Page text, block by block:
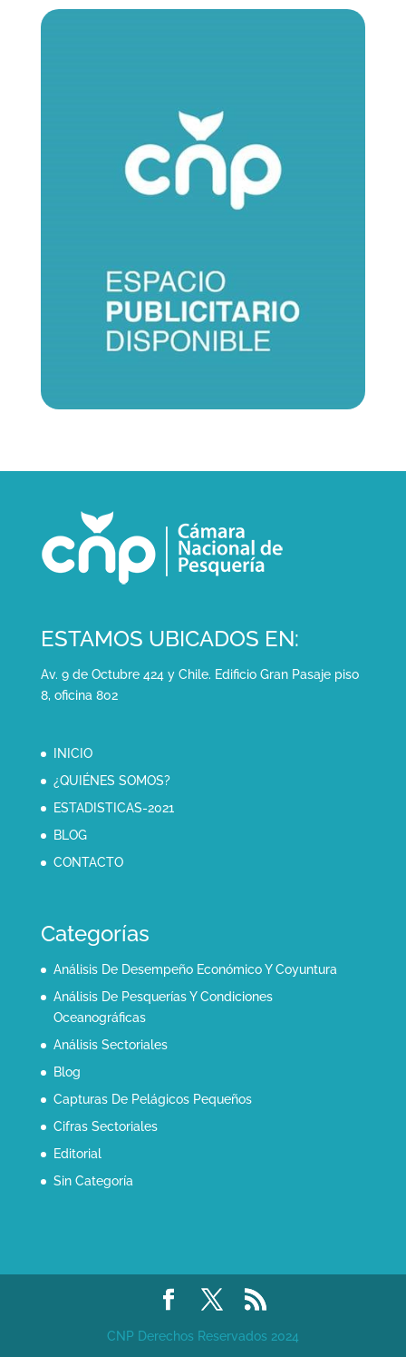
ESTAMOS UBICADOS EN:
Av. 9 de Octubre 424 y Chile. Edificio Gran Pasaje piso
8, oficina 802
INICIO
¿QUIÉNES SOMOS?
ESTADISTICAS-2021
BLOG
CONTACTO
Categorías
Análisis De Desempeño Económico Y Coyuntura
Análisis De Pesquerías Y Condiciones
Oceanográficas
Análisis Sectoriales
Blog
Capturas De Pelágicos Pequeños
Cifras Sectoriales
Editorial
Sin Categoría
CNP Derechos Reservados 2024